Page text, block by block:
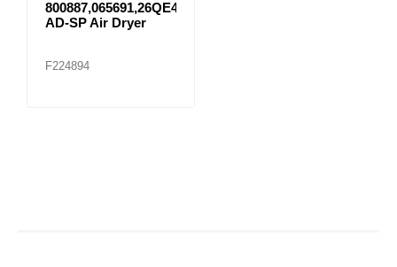
800887,065691,26QE433
AD-SP Air Dryer
F224894